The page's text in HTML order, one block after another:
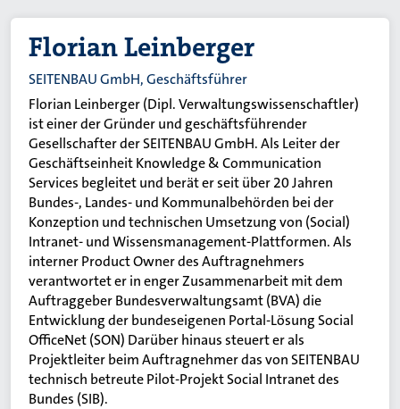
Florian Leinberger
SEITENBAU GmbH, Geschäftsführer
Florian Leinberger (Dipl. Verwaltungswissenschaftler)
ist einer der Gründer und geschäftsführender
Gesellschafter der SEITENBAU GmbH. Als Leiter der
Geschäftseinheit Knowledge & Communication
Services begleitet und berät er seit über 20 Jahren
Bundes-, Landes- und Kommunalbehörden bei der
Konzeption und technischen Umsetzung von (Social)
Intranet- und Wissensmanagement-Plattformen. Als
interner Product Owner des Auftragnehmers
verantwortet er in enger Zusammenarbeit mit dem
Auftraggeber Bundesverwaltungsamt (BVA) die
Entwicklung der bundeseigenen Portal-Lösung Social
OfficeNet (SON) Darüber hinaus steuert er als
Projektleiter beim Auftragnehmer das von SEITENBAU
technisch betreute Pilot-Projekt Social Intranet des
Bundes (SIB).